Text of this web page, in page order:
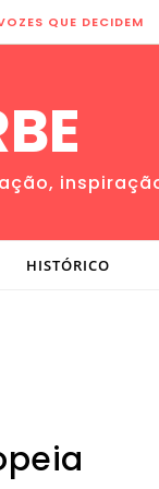
QUE DECIDEM
HISTÓRICO